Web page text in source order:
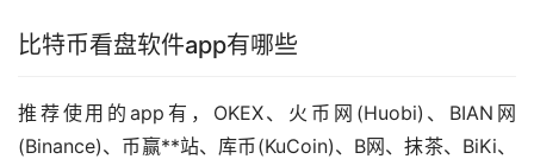
比特币看盘软件app有哪些
推荐使用的app有，OKEX、火币网(Huobi)、BIAN网
(Binance)、币赢**站、库币(KuCoin)、B网、抹茶、BiKi、